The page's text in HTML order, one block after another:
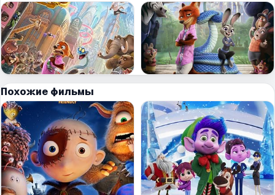
Похожие фильмы